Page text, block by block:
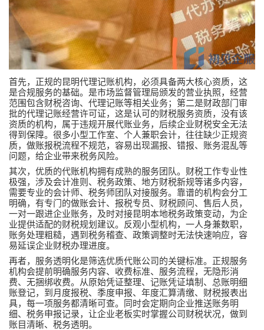
首先，正规的昆明代理记账机构，必须具备两大核心资质，这
是合规服务的基础。是市场监督管理局颁发的营业执照，经营
范围包含财税咨询、代理记账等相关业务；第二是财政部门审
批的代理记账经营许可证，这是认可的财税服务资质，没有该
资质的机构，属于违规开展代账业务，后续企业财税安全无法
得到保障。很多小型工作室、个人兼职会计，往往缺少正规资
质，做账报税流程不规范，容易出现漏报、错报、账务混乱等
问题，给企业带来税务风险。
其次，优质的代账机构拥有成熟的服务团队。财税工作专业性
极强，涉及会计准则、税务政策、地方财税新规等诸多内容，
需要专业的会计师、税务师团队对接服务。靠谱的机构会分工
明确，有专门的做账会计、报税专员、财税顾问、售后人员，
一对一跟进企业账务，及时对接昆明本地税务政策变动，为企
业提供适配的财税规划建议。反观小型机构，一人身兼数职，
账务处理粗糙，遇到税务稽查、政策调整时无法快速响应，容
易延误企业财税办理进度。
再者，服务透明化是筛选优质代账公司的关键标准。正规服务
机构会提前明确服务内容、收费标准、服务流程，无隐形消
费、无捆绑收费。从原始凭证整理、记账凭证填制、总账明细
账登记，到月度报税、季度申报、年度汇算清缴、财税报表出
具，每一项服务都清晰可查。同时会定期向企业推送账务明
细、税务申报记录，让企业老板实时掌握公司财税状况，做到
账目清晰、税务透明。